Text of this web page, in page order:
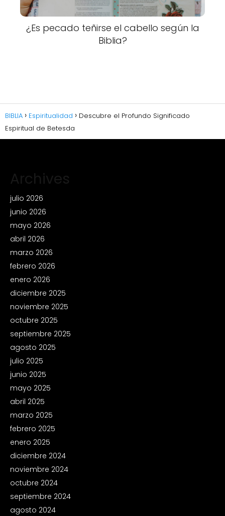
¿Es pecado teñirse el cabello según la
Biblia?
BIBLIA Espiritualidad
Descubre el Profundo Significado
Espiritual de Betesda
Archives
julio 2026
junio 2026
mayo 2026
abril 2026
marzo 2026
febrero 2026
enero 2026
diciembre 2025
noviembre 2025
octubre 2025
septiembre 2025
agosto 2025
julio 2025
junio 2025
mayo 2025
abril 2025
marzo 2025
febrero 2025
enero 2025
diciembre 2024
noviembre 2024
octubre 2024
septiembre 2024
agosto 2024